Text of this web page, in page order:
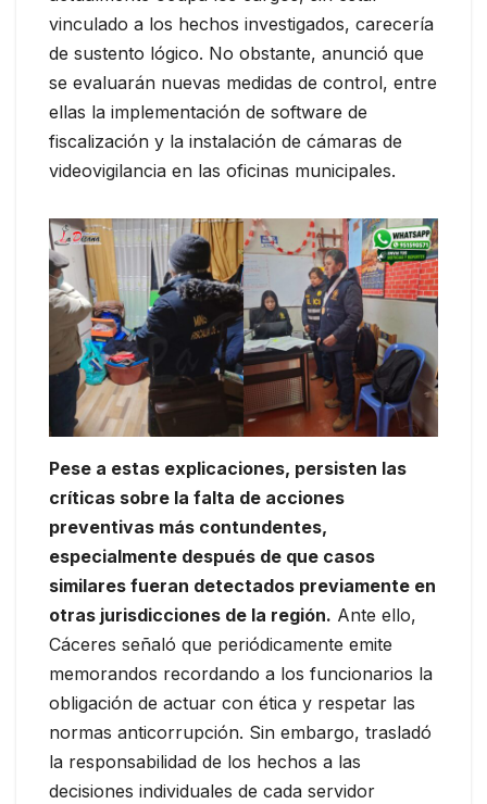
vinculado a los hechos investigados, carecería
de sustento lógico. No obstante, anunció que
se evaluarán nuevas medidas de control, entre
ellas la implementación de software de
fiscalización y la instalación de cámaras de
videovigilancia en las oficinas municipales.
Pese a estas explicaciones, persisten las
críticas sobre la falta de acciones
preventivas más contundentes,
especialmente después de que casos
similares fueran detectados previamente en
otras jurisdicciones de la región. Ante ello,
Cáceres señaló que periódicamente emite
memorandos recordando a los funcionarios la
obligación de actuar con ética y respetar las
normas anticorrupción. Sin embargo, trasladó
la responsabilidad de los hechos a las
decisiones individuales de cada servidor